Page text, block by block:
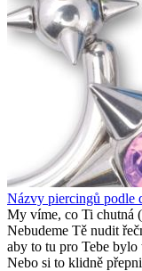
Názvy piercingů podle
My víme, co Ti chutná
Nebudeme Tě nudit
aby to tu pro Tebe
Nebo si to klidně